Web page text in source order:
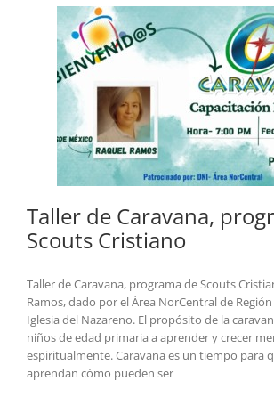
Taller de Caravana,
Scouts Cristiano
Taller de Caravana, programa de Scouts
Ramos, dado por el Área NorCentral de
Iglesia del Nazareno. El propósito de la
niños de edad primaria a aprender y crecer
espiritualmente. Caravana es un tiempo para
aprendan cómo pueden ser